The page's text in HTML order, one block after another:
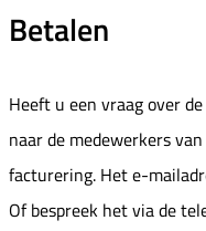
Betalen
Heeft u een vraag over
naar de medewerkers
facturering. Het e-
Of bespreek het via de